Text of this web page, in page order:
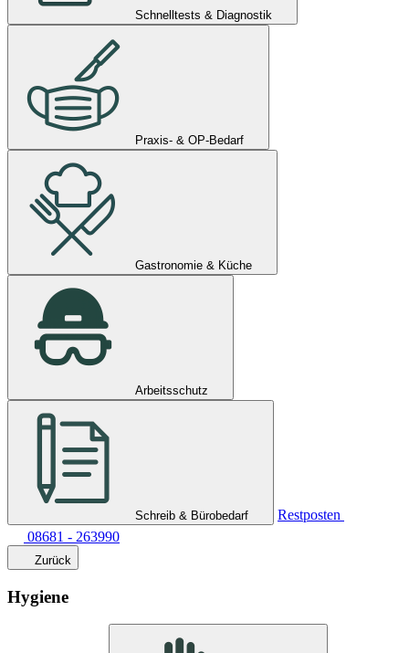
Schnelltests & Diagnostik
Praxis- & OP-Bedarf
Gastronomie & Küche
Arbeitsschutz
Schreib & Bürobedarf
Restposten
08681 - 263990
Zurück
Hygiene